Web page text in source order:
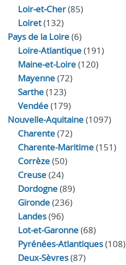
Loir‑et‑Cher(85)
Loiret(132)
Pays de la Loire(6)
Loire-Atlantique(191)
Maine-et-Loire(120)
Mayenne(72)
Sarthe(123)
Vendée(179)
Nouvelle-Aquitaine(1097)
Charente(72)
Charente-Maritime(151)
Corrèze(50)
Creuse(24)
Dordogne(89)
Gironde(236)
Landes(96)
Lot-et-Garonne(68)
Pyrénées-Atlantiques(108)
Deux-Sèvres(87)